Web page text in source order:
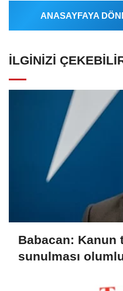
ANASAYFAYA
İLGINIZI
Babacan: Kanun
sunulması